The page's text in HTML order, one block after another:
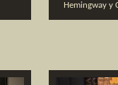
Hemingway y